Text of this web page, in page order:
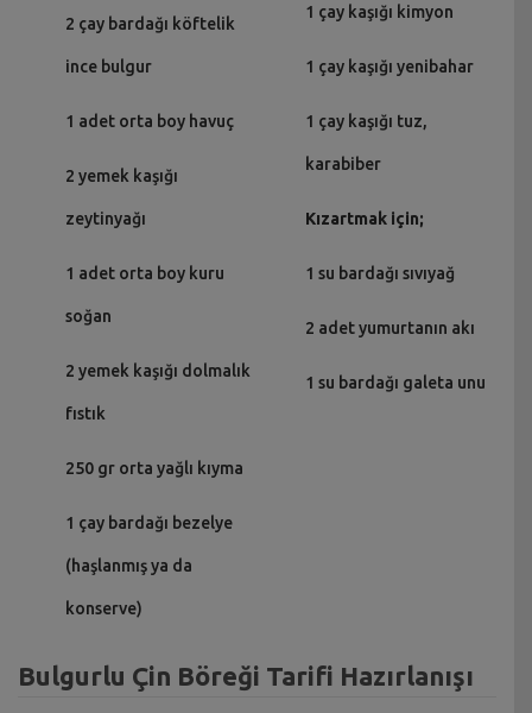
2 çay bardağı köftelik
ince bulgur
1 adet orta boy havuç
2 yemek kaşığı
zeytinyağı
1 adet orta boy kuru
soğan
2 yemek kaşığı dolmalık
fıstık
250 gr orta yağlı kıyma
1 çay bardağı bezelye
(haşlanmış ya da
konserve)
1 çay kaşığı kimyon
1 çay kaşığı yenibahar
1 çay kaşığı tuz,
karabiber
Kızartmak için;
1 su bardağı sıvıyağ
2 adet yumurtanın akı
1 su bardağı galeta unu
Bulgurlu Çin Böreği Tarifi Hazırlanışı